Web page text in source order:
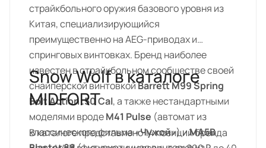
страйкбольного оружия базового уровня из
Китая, специализирующийся
преимущественно на AEG-приводах и
спринговых винтовках. Бренд наиболее
известен в страйкбольном сообществе своей
снайперской винтовкойBarrett M99 Spring
Bolt Action .50 Cal, а также нестандартными
моделями вродеM41 Pulse (автомат из
классического фильма «Чужой») иMA5B
Snow Wolf в каталоге
MIDFORT
В каталоге представлено 14 позиций бренда